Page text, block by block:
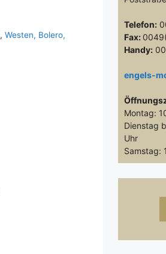
,Westen, Bolero,
Telefon:
Fax:
Handy:
engels-
Montag:
Dienstag
Uhr
Samstag: